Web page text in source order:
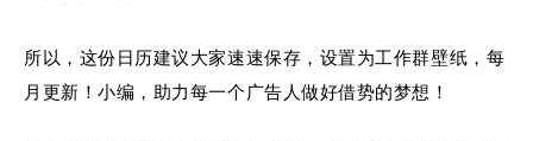
所以，这份日历建议大家速速保存，设置为工作群壁纸，每
月更新！小编，助力每一个广告人做好借势的梦想！